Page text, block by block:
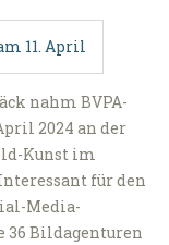
nahm BVPA-
2024 an der
Kunst im
für den
Media-
Bildagenturen